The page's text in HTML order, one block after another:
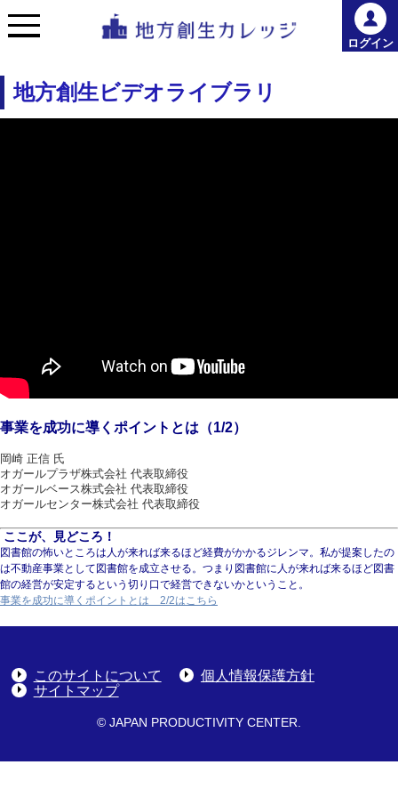
ログイン
地方創生ビデオライブラリ
事業を成功に導くポイントとは（1/2）
岡崎 正信 氏
オガールプラザ株式会社 代表取締役
オガールベース株式会社 代表取締役
オガールセンター株式会社 代表取締役
ここが、見どころ！
図書館の怖いところは人が来れば来るほど経費がかかるジレンマ。私が提案したの
は不動産事業として図書館を成立させる。つまり図書館に人が来れば来るほど図書
館の経営が安定するという切り口で経営できないかということ。
事業を成功に導くポイントとは 2/2はこちら
このサイトについて
個人情報保護方針
サイトマップ
© JAPAN PRODUCTIVITY CENTER.